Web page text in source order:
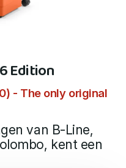
Edition
- The only original
van B-Line,
kent een